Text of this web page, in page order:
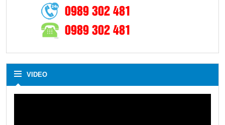
0989 302 481
0989 302 481
VIDEO